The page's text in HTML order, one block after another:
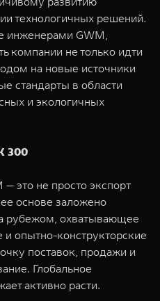
технологичных решений.
инженерами GWM,
компании не только идти
на новые источники
стандарты в области
и экологичных
300
— это не просто экспорт
основе заложено
рубежом, охватывающее
и опытно-конструкторские
поставок, продажи и
Глобальное
активно расти.